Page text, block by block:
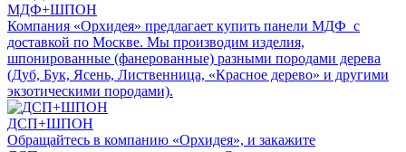
МДФ+ШПОН
Компания «Орхидея» предлагает купить панели МДФ с
доставкой по Москве. Мы производим изделия,
шпонированные (фанерованные) разными породами дерева
(Дуб, Бук, Ясень, Лиственница, «Красное дерево» и другими
экзотическими породами).
ДСП+ШПОН
Обращайтесь в компанию «Орхидея», и закажите